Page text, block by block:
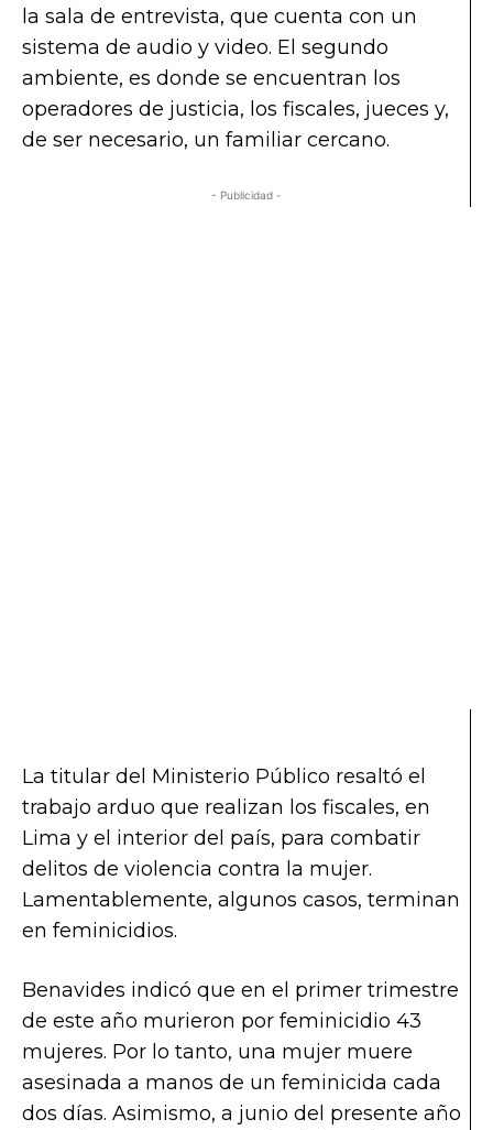
la sala de entrevista, que cuenta con un
sistema de audio y video. El segundo
ambiente, es donde se encuentran los
operadores de justicia, los fiscales, jueces y,
de ser necesario, un familiar cercano.
- Publicidad -
La titular del Ministerio Público resaltó el
trabajo arduo que realizan los fiscales, en
Lima y el interior del país, para combatir
delitos de violencia contra la mujer.
Lamentablemente, algunos casos, terminan
en feminicidios.
Benavides indicó que en el primer trimestre
de este año murieron por feminicidio 43
mujeres. Por lo tanto, una mujer muere
asesinada a manos de un feminicida cada
dos días. Asimismo, a junio del presente año